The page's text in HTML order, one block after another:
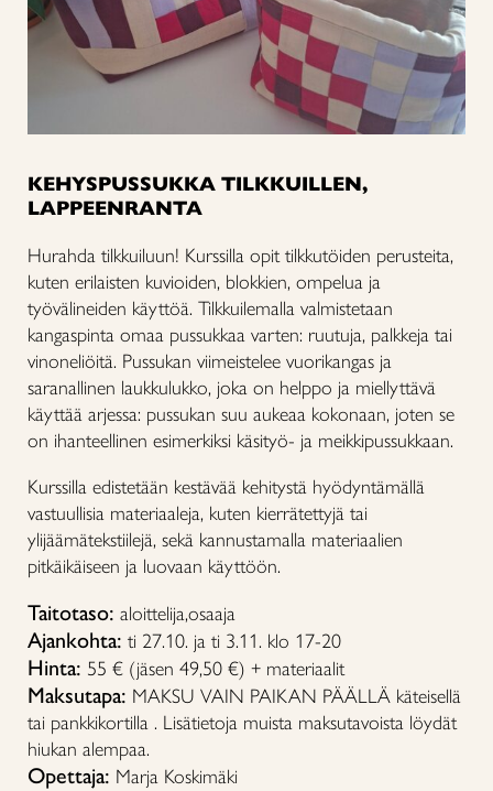
KEHYSPUSSUKKA TILKKUILLEN,
LAPPEENRANTA
Hurahda tilkkuiluun! Kurssilla opit tilkkutöiden perusteita,
kuten erilaisten kuvioiden, blokkien, ompelua ja
työvälineiden käyttöä. Tilkkuilemalla valmistetaan
kangaspinta omaa pussukkaa varten: ruutuja, palkkeja tai
vinoneliöitä. Pussukan viimeistelee vuorikangas ja
saranallinen laukkulukko, joka on helppo ja miellyttävä
käyttää arjessa: pussukan suu aukeaa kokonaan, joten se
on ihanteellinen esimerkiksi käsityö- ja meikkipussukkaan.
Kurssilla edistetään kestävää kehitystä hyödyntämällä
vastuullisia materiaaleja, kuten kierrätettyjä tai
ylijäämätekstiilejä, sekä kannustamalla materiaalien
pitkäikäiseen ja luovaan käyttöön.
Taitotaso: aloittelija,osaaja
Ajankohta: ti 27.10. ja ti 3.11. klo 17-20
Hinta: 55 € (jäsen 49,50 €) + materiaalit
Maksutapa: MAKSU VAIN PAIKAN PÄÄLLÄ käteisellä
tai pankkikortilla . Lisätietoja muista maksutavoista löydät
hiukan alempaa.
Opettaja: Marja Koskimäki